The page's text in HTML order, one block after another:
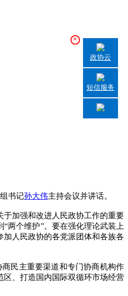
书记孙大伟主持会议并讲话。
加强和改进人民政协工作的重要
两个维护”。要在强化理论武装上
人民政协的各党派团体和各族各
民主重要渠道和专门协商机构作
、打造国内国际双循环市场经营
×
政协云
短信服务